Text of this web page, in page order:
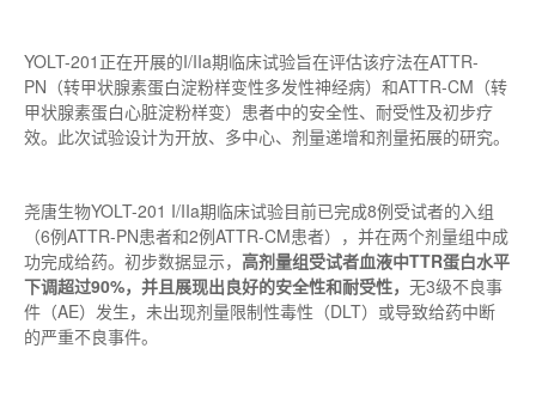
YOLT-201正在开展的I/IIa期临床试验旨在评估该疗法在ATTR-
PN（转甲状腺素蛋白淀粉样变性多发性神经病）和ATTR-CM（转
甲状腺素蛋白心脏淀粉样变）患者中的安全性、耐受性及初步疗
效。此次试验设计为开放、多中心、剂量递增和剂量拓展的研究。
尧唐生物YOLT-201 I/IIa期临床试验目前已完成8例受试者的入组
（6例ATTR-PN患者和2例ATTR-CM患者），并在两个剂量组中成
功完成给药。初步数据显示， 高剂量组受试者血液中TTR蛋白水平
下调超过90%，并且展现出良好的安全性和耐受性， 无3级不良事
件（AE）发生，未出现剂量限制性毒性（DLT）或导致给药中断
的严重不良事件。